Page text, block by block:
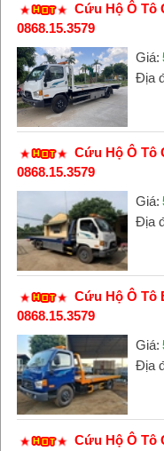
Cứu Hộ Ô Tô
0868.15.3579
Giá:
Địa
Cứu Hộ Ô Tô
0868.15.3579
Giá:
Địa
Cứu Hộ Ô Tô
0868.15.3579
Giá:
Địa
Cứu Hộ Ô Tô